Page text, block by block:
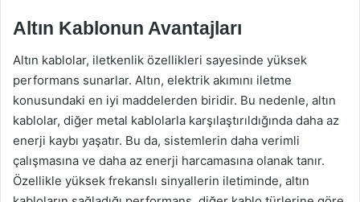
Altın Kablonun Avantajları
Altın kablolar, iletkenlik özellikleri sayesinde yüksek
performans sunarlar. Altın, elektrik akımını iletme
konusundaki en iyi maddelerden biridir. Bu nedenle, altın
kablolar, diğer metal kablolarla karşılaştırıldığında daha az
enerji kaybı yaşatır. Bu da, sistemlerin daha verimli
çalışmasına ve daha az enerji harcamasına olanak tanır.
Özellikle yüksek frekanslı sinyallerin iletiminde, altın